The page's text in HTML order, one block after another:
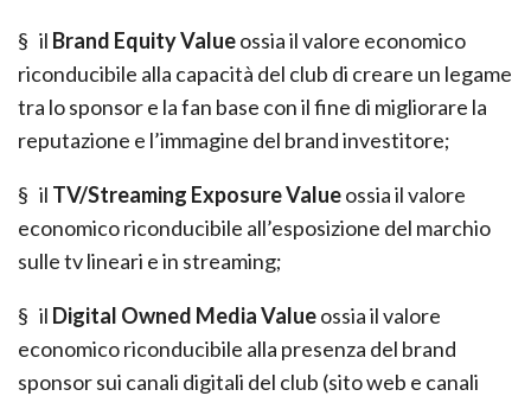
§ il Brand Equity Valueossia il valore economico
riconducibile alla capacità del club di creare un legame
tra lo sponsor e la fan base con il fine di migliorare la
reputazione e l’immagine del brand investitore;
§ il TV/Streaming Exposure Valueossia il valore
economico riconducibile all’esposizione del marchio
sulle tv lineari e in streaming;
§ il Digital Owned Media Valueossia il valore
economico riconducibile alla presenza del brand
sponsor sui canali digitali del club (sito web e canali